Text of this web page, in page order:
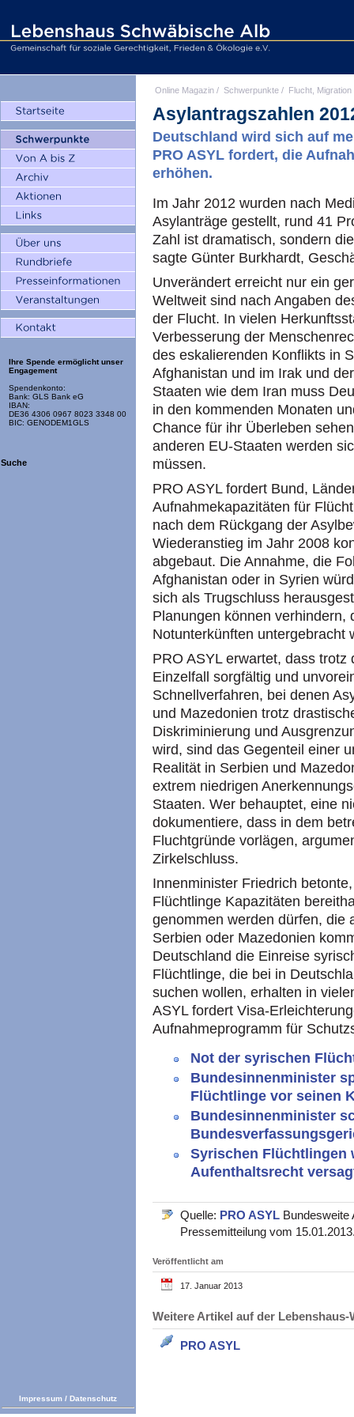
Ihre Spende ermöglicht unser
Engagement
Spendenkonto:
Bank: GLS Bank eG
IBAN:
DE36 4306 0967 8023 3348 00
BIC: GENODEM1GLS
Suche
Online Magazin / Schwerpunkte / Flucht, Migration
Asylantragszahlen
Deutschland wird sich auf
PRO ASYL fordert, die
erhöhen.
Im Jahr 2012 wurden nach
Asylanträge gestellt, rund 41
Zahl ist dramatisch, sondern
sagte Günter Burkhardt,
Unverändert erreicht nur ein
Weltweit sind nach Angaben
der Flucht. In vielen
Verbesserung der
des eskalierenden Konflikts in
Afghanistan und im Irak und
Staaten wie dem Iran muss
in den kommenden Monaten
Chance für ihr Überleben
anderen EU-Staaten werden
müssen.
PRO ASYL fordert Bund,
Aufnahmekapazitäten für
nach dem Rückgang der
Wiederanstieg im Jahr 2008
abgebaut. Die Annahme, die
Afghanistan oder in Syrien
sich als Trugschluss
Planungen können verhindern,
Notunterkünften untergebracht
PRO ASYL erwartet, dass
Einzelfall sorgfältig und
Schnellverfahren, bei denen
und Mazedonien trotz
Diskriminierung und
wird, sind das Gegenteil einer
Realität in Serbien und
extrem niedrigen
Staaten. Wer behauptet, eine
dokumentiere, dass in dem
Fluchtgründe vorlägen,
Zirkelschluss.
Innenminister Friedrich
Flüchtlinge Kapazitäten
genommen werden dürfen, die
Serbien oder Mazedonien
Deutschland die Einreise
Flüchtlinge, die bei in
suchen wollen, erhalten in
ASYL fordert Visa-
Aufnahmeprogramm für
Not der syrischen
Bundesinnenminister
Flüchtlinge vor seinen
Bundesinnenminister
Syrischen Flüchtlingen
Aufenthaltsrecht
Quelle: PRO ASYL Bundesweite
Pressemitteilung vom
Veröffentlicht am
17. Januar 2013
Weitere Artikel auf der
PRO ASYL
Impressum / Datenschutz